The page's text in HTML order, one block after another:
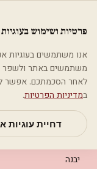
מאמריםקטגוריותחיפוש
בית קטגוריות
אסתטיקה
ד"ר מור בן גור רפואה
ד"ר מור
יבנה
פרטיות ושימוש בעוגיות
משתמשים באתר ולשפר
לאחר הסכמתכם. אפשר
במדיניות הפרטיות.
דחיית עוגיות